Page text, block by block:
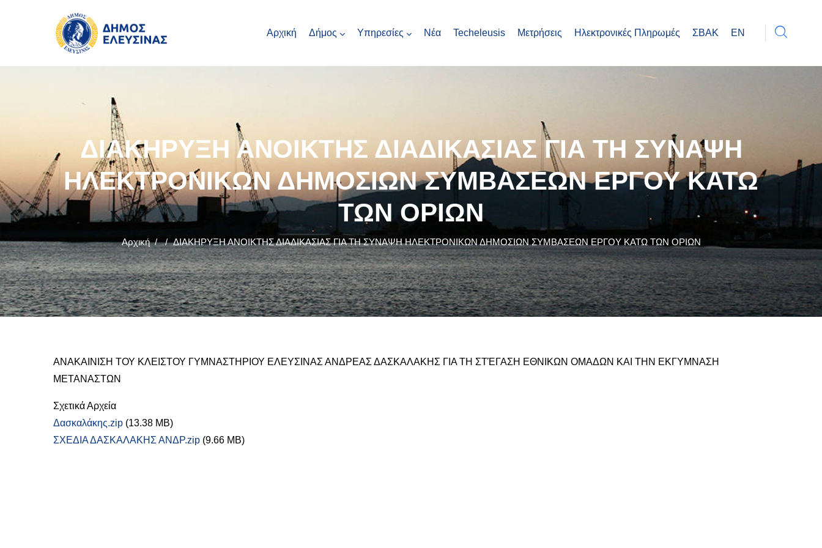
Αρχική Δήμος Υπηρεσίες Νέα Techeleusis Μετρήσεις Ηλεκτρονικές Πληρωμές ΣΒΑΚ EN
ΔΙΑΚΗΡΥΞΗ ΑΝΟΙΚΤΗΣ ΔΙΑΔΙΚΑΣΙΑΣ ΓΙΑ ΤΗ ΣΥΝΑΨΗ
ΗΛΕΚΤΡΟΝΙΚΩΝ ΔΗΜΟΣΙΩΝ ΣΥΜΒΑΣΕΩΝ ΕΡΓΟΥ ΚΑΤΩ
ΤΩΝ ΟΡΙΩΝ
Αρχική / / ΔΙΑΚΗΡΥΞΗ ΑΝΟΙΚΤΗΣ ΔΙΑΔΙΚΑΣΙΑΣ ΓΙΑ ΤΗ ΣΥΝΑΨΗ ΗΛΕΚΤΡΟΝΙΚΩΝ ΔΗΜΟΣΙΩΝ ΣΥΜΒΑΣΕΩΝ ΕΡΓΟΥ ΚΑΤΩ ΤΩΝ ΟΡΙΩΝ
ΑΝΑΚΑΙΝΙΣΗ ΤΟΥ ΚΛΕΙΣΤΟΥ ΓΥΜΝΑΣΤΗΡΙΟΥ ΕΛΕΥΣΙΝΑΣ ΑΝΔΡΕΑΣ ΔΑΣΚΑΛΑΚΗΣ ΓΙΑ ΤΗ ΣΤΈΓΑΣΗ ΕΘΝΙΚΩΝ ΟΜΑΔΩΝ ΚΑΙ ΤΗΝ ΕΚΓΥΜΝΑΣΗ
ΜΕΤΑΝΑΣΤΩΝ
Σχετικά Αρχεία
Δασκαλάκης.zip (13.38 MB)
ΣΧΕΔΙΑ ΔΑΣΚΑΛΑΚΗΣ ΑΝΔΡ.zip (9.66 MB)